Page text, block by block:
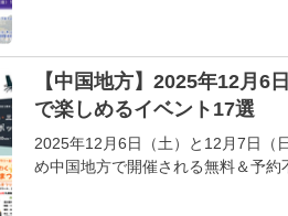
【中国地方】2025年12月6
で楽しめるイベント17選
2025年12月6日（土）と12月7日（
め中国地方で開催される無料＆予約